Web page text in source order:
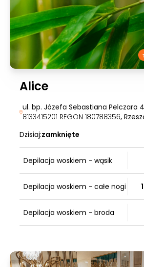
Alice
ul. bp. Józefa Sebastiana Pelczara
8133415201 REGON 180788356,
Dzisiaj:zamknięte
Depilacja woskiem - wąsik
Depilacja woskiem - całe nogi
Depilacja woskiem - broda